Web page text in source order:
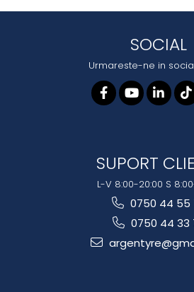
SOCIAL
Urmareste-ne in
SUPORT
L-V 8:00-20:00 S
0750 44 55
0750 44 33